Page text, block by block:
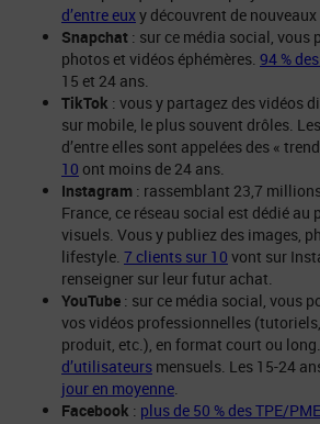
d’entre euxy découvrent de
Snapchat : sur ce média social, vous
photos et vidéos éphémères. 94 %
15 et 24 ans.
TikTok : vous y partagez des vidéos
sur mobile, le plus souvent drôles.
d’entre elles sont appelées des «
10 ont moins de 24 ans.
Instagram : rassemblant 23,7
France, ce réseau social est dédié au
visuels. Vous y publiez des images,
lifestyle. 7 clients sur 10 vont sur
renseigner sur leur futur achat.
YouTube : sur ce média social, vous
vos vidéos professionnelles
produit, etc.), en format court ou
d’utilisateurs mensuels. Les 15-24
jour en moyenne
Facebook : plus de 50 % des TPE/PME